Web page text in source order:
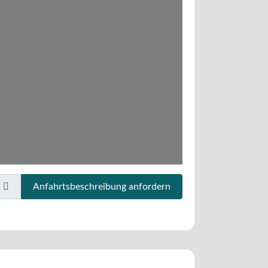
Anfahrtsbeschreibung anfordern